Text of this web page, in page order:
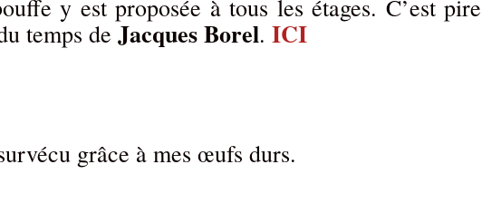
y est proposée à tous les étages. C’est pire
temps de Jacques Borel. ICI
grâce à mes œufs durs.